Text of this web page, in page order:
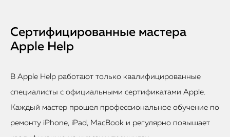
Сертифицированные мастера
Apple Help
В Apple Help работают только квалифицированные
специалисты с официальными сертификатами Apple.
Каждый мастер прошел профессиональное обучение по
ремонту iPhone, iPad, MacBook и регулярно повышает